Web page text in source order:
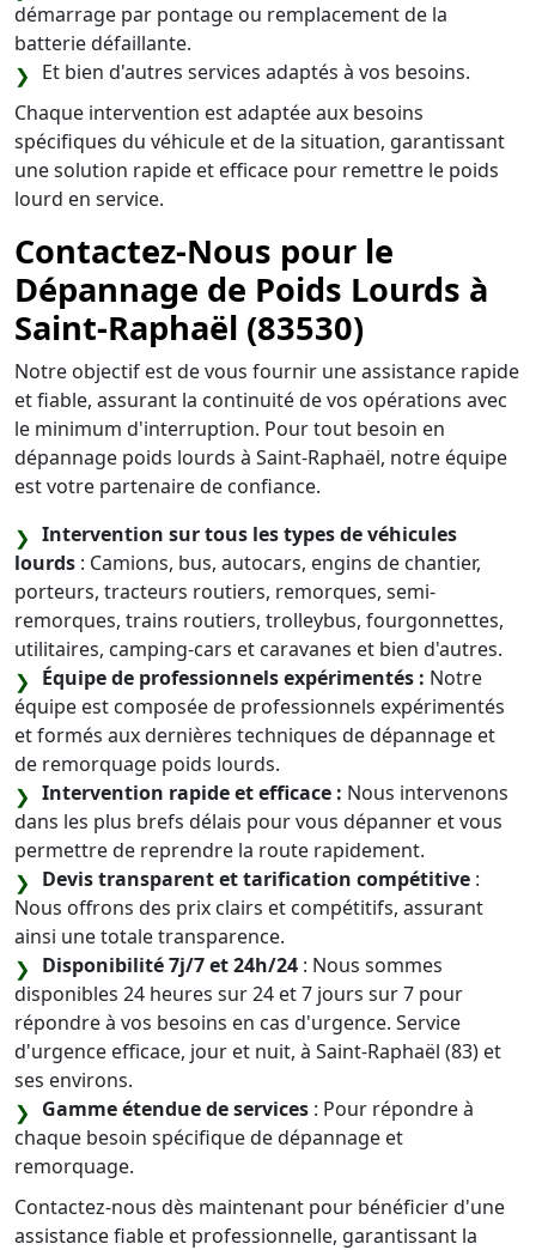
démarrage par pontage ou remplacement de la
batterie défaillante.
Et bien d'autres services adaptés à vos besoins.
Chaque intervention est adaptée aux besoins
spécifiques du véhicule et de la situation, garantissant
une solution rapide et efficace pour remettre le poids
lourd en service.
Contactez-Nous pour le
Dépannage de Poids Lourds à
Saint-Raphaël (83530)
Notre objectif est de vous fournir une assistance rapide
et fiable, assurant la continuité de vos opérations avec
le minimum d'interruption. Pour tout besoin en
dépannage poids lourds à Saint-Raphaël, notre équipe
est votre partenaire de confiance.
Intervention sur tous les types de véhicules
lourds : Camions, bus, autocars, engins de chantier,
porteurs, tracteurs routiers, remorques, semi-
remorques, trains routiers, trolleybus, fourgonnettes,
utilitaires, camping-cars et caravanes et bien d'autres.
Équipe de professionnels expérimentés : Notre
équipe est composée de professionnels expérimentés
et formés aux dernières techniques de dépannage et
de remorquage poids lourds.
Intervention rapide et efficace : Nous intervenons
dans les plus brefs délais pour vous dépanner et vous
permettre de reprendre la route rapidement.
Devis transparent et tarification compétitive :
Nous offrons des prix clairs et compétitifs, assurant
ainsi une totale transparence.
Disponibilité 7j/7 et 24h/24 : Nous sommes
disponibles 24 heures sur 24 et 7 jours sur 7 pour
répondre à vos besoins en cas d'urgence. Service
d'urgence efficace, jour et nuit, à Saint-Raphaël (83) et
ses environs.
Gamme étendue de services : Pour répondre à
chaque besoin spécifique de dépannage et
remorquage.
Contactez-nous dès maintenant pour bénéficier d'une
assistance fiable et professionnelle, garantissant la